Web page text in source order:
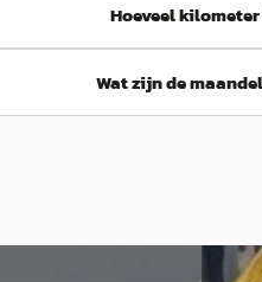
Hoeveel
Wat zijn de